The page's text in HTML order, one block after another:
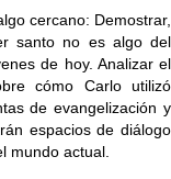
cercano: Demostrar,
santo no es algo del
de hoy. Analizar el
cómo Carlo utilizó
de evangelización y
espacios de diálogo
mundo actual.